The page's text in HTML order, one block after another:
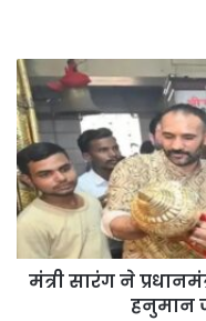
मंत्री
सारंग
ने
प्रधानमंत्री
मोदी
के
नाम
छोला
मंदिर
मंत्री सारंग ने
हनुमान